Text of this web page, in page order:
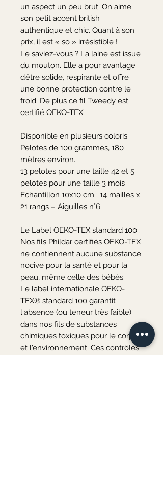
un aspect un peu brut. On aime
son petit accent british
authentique et chic. Quant à son
prix, il est « so » irrésistible !
Le saviez-vous ? La laine est issue
du mouton. Elle a pour avantage
d’être solide, respirante et offre
une bonne protection contre le
froid. De plus ce fil Tweedy est
certifié OEKO-TEX.
Disponible en plusieurs coloris.
Pelotes de 100 grammes, 180
mètres environ.
13 pelotes pour une taille 42 et 5
pelotes pour une taille 3 mois
Echantillon 10x10 cm : 14 mailles x
21 rangs – Aiguilles n°6
Le Label OEKO-TEX standard 100 :
Nos fils Phildar certifiés OEKO-TEX
ne contiennent aucune substance
nocive pour la santé et pour la
peau, même celle des bébés.
Le label internationale OEKO-
TEX® standard 100 garantit
l'absence (ou teneur très faible)
dans nos fils de substances
chimiques toxiques pour le corps
et l'environnement. Ces contrôles